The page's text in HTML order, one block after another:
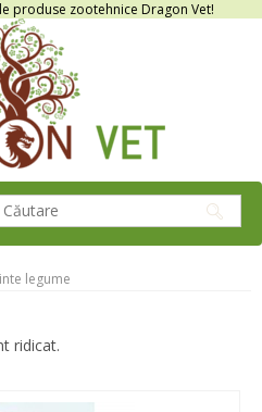
produse zootehnice Dragon Vet!
legume
ridicat.